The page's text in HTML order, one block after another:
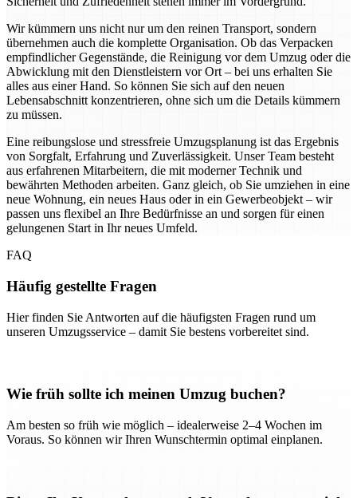
Wir kümmern uns nicht nur um den reinen Transport, sondern
übernehmen auch die komplette Organisation. Ob das Verpacken
empfindlicher Gegenstände, die Reinigung vor dem Umzug oder die
Abwicklung mit den Dienstleistern vor Ort – bei uns erhalten Sie
alles aus einer Hand. So können Sie sich auf den neuen
Lebensabschnitt konzentrieren, ohne sich um die Details kümmern
zu müssen.
Eine reibungslose und stressfreie Umzugsplanung ist das Ergebnis
von Sorgfalt, Erfahrung und Zuverlässigkeit. Unser Team besteht
aus erfahrenen Mitarbeitern, die mit moderner Technik und
bewährten Methoden arbeiten. Ganz gleich, ob Sie umziehen in eine
neue Wohnung, ein neues Haus oder in ein Gewerbeobjekt – wir
passen uns flexibel an Ihre Bedürfnisse an und sorgen für einen
gelungenen Start in Ihr neues Umfeld.
FAQ
Häufig gestellte Fragen
Hier finden Sie Antworten auf die häufigsten Fragen rund um
unseren Umzugsservice – damit Sie bestens vorbereitet sind.
Wie früh sollte ich meinen Umzug buchen?
Am besten so früh wie möglich – idealerweise 2–4 Wochen im
Voraus. So können wir Ihren Wunschtermin optimal einplanen.